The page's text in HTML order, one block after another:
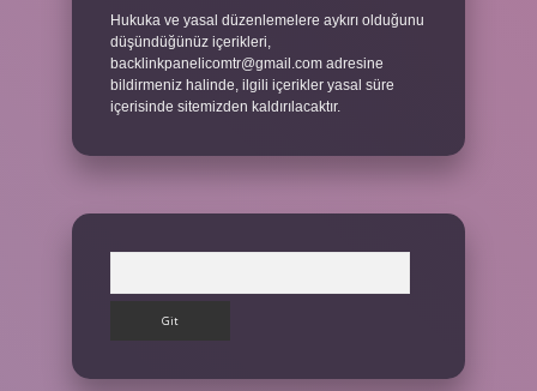
Hukuka ve yasal düzenlemelere aykırı olduğunu
düşündüğünüz içerikleri,
backlinkpanelicomtr@gmail.com adresine
bildirmeniz halinde, ilgili içerikler yasal süre
içerisinde sitemizden kaldırılacaktır.